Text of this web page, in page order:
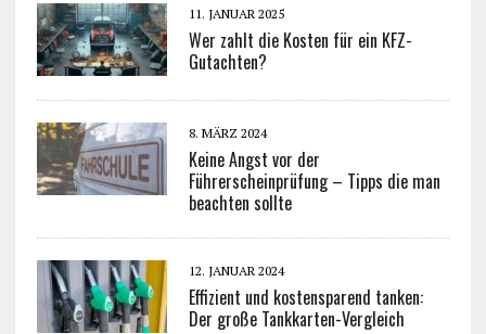
11. JANUAR 2025
Wer zahlt die Kosten für ein KFZ-
Gutachten?
8. MÄRZ 2024
Keine Angst vor der
Führerscheinprüfung – Tipps die man
beachten sollte
12. JANUAR 2024
Effizient und kostensparend tanken:
Der große Tankkarten-Vergleich